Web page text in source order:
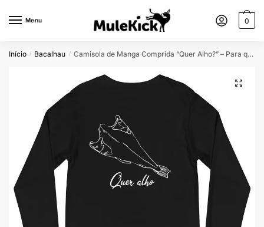
Menu 0
Início / Bacalhau / Camisola de Manga Comprida “Quer Alho?” – Para quem não tem medo de provocar!
🔍